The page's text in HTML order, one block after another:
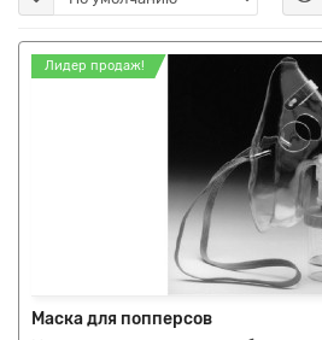
Лидер продаж!
Маска для попперсов